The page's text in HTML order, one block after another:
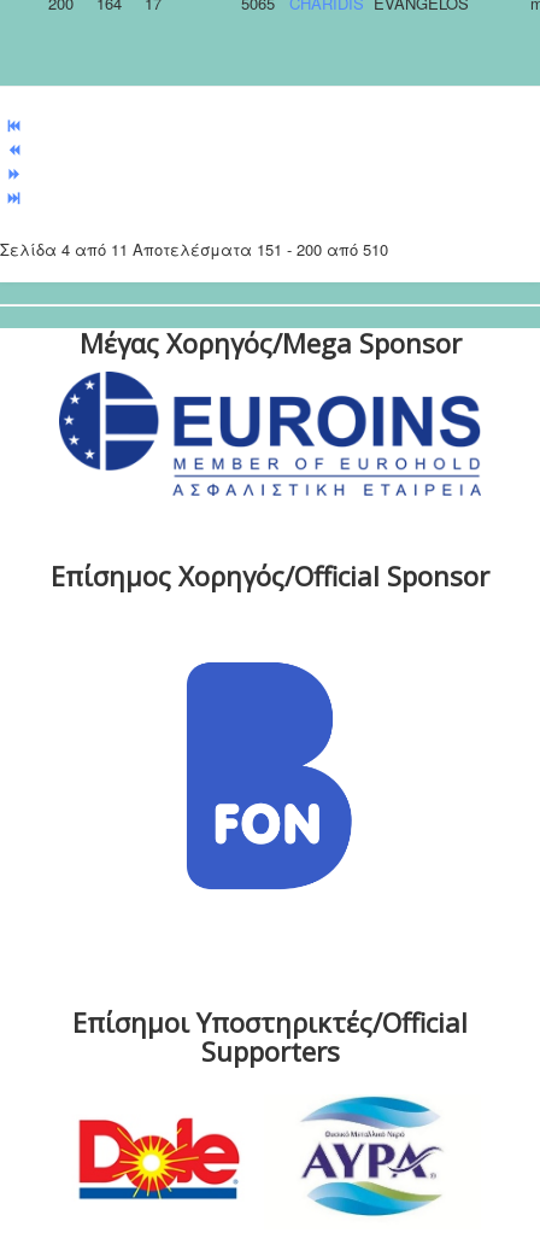
Σελίδα 4 από 11 Αποτελέσματα 151 - 200 από 510
Μέγας Χορηγός/Mega Sponsor
Επίσημος Χορηγός/Official Sponsor
Επίσημοι Υποστηρικτές/Official
Supporters